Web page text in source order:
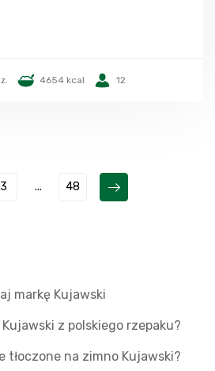
4654 kcal 12
3 ... 48
markę Kujawski
z polskiego rzepaku?
tłoczone na zimno Kujawski?